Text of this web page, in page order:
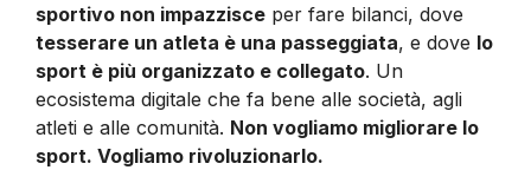
sportivo non impazzisce per fare bilanci, dove
tesserare un atleta è una passeggiata, e dove lo
sport è più organizzato e collegato. Un
ecosistema digitale che fa bene alle società, agli
atleti e alle comunità. Non vogliamo migliorare lo
sport. Vogliamo rivoluzionarlo.